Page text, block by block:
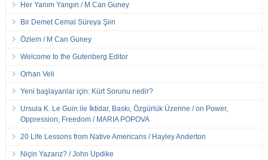
Her Yanım Yangın / M Can Guney
Bir Demet Cemal Süreya Şiiri
Özlem / M Can Guney
Welcome to the Gutenberg Editor
Orhan Veli
Yeni başlayanlar için: Kürt Sorunu nedir?
Ursula K. Le Guin ile İktidar, Baskı, Özgürlük Üzerine / on Power,
Oppression, Freedom / MARIA POPOVA
20 Life Lessons from Native Americans / Hayley Anderton
Niçin Yazarız? / John Updike